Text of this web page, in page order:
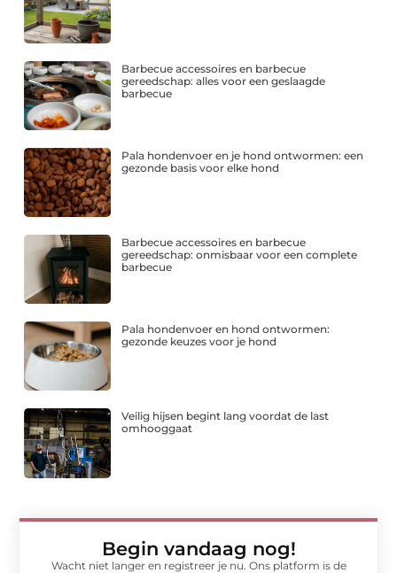
Barbecue accessoires en barbecue
gereedschap: alles voor een geslaagde
barbecue
Pala hondenvoer en je hond ontwormen: een
gezonde basis voor elke hond
Barbecue accessoires en barbecue
gereedschap: onmisbaar voor een complete
barbecue
Pala hondenvoer en hond ontwormen:
gezonde keuzes voor je hond
Veilig hijsen begint lang voordat de last
omhooggaat
Begin vandaag nog!
Wacht niet langer en registreer je nu. Ons platform is de